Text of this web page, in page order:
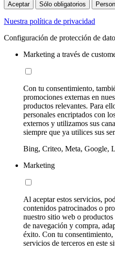
Aceptar Sólo obligatorios
Nuestra política de privacidad
Configuración de protección de
Marketing a través de
Con tu consentimiento,
promociones externas en
productos relevantes. Para
personales encriptados con
externos y utilizamos sus
siempre que ya utilices sus
Bing, Criteo, Meta, Google,
Marketing
Al aceptar estos servicios,
contenidos patrocinados o
nuestro sitio web o
de navegación y compra,
éxito. Con tu
servicios de terceros en este